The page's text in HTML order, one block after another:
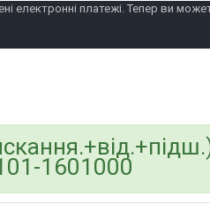
електронні платежі. Тепер ви
1601000